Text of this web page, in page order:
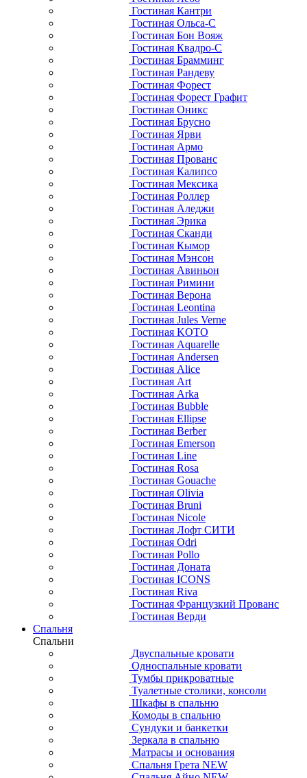
Гостиная Кантри
Гостиная Ольса-С
Гостиная Бон Вояж
Гостиная Квадро-С
Гостиная Брамминг
Гостиная Рандеву
Гостиная Форест
Гостиная Форест Графит
Гостиная Оникс
Гостиная Брусно
Гостиная Ярви
Гостиная Армо
Гостиная Прованс
Гостиная Калипсо
Гостиная Мексика
Гостиная Роллер
Гостиная Аледжи
Гостиная Эрика
Гостиная Сканди
Гостиная Кымор
Гостиная Мэнсон
Гостиная Авиньон
Гостиная Римини
Гостиная Верона
Гостиная Leontina
Гостиная Jules Verne
Гостиная KOTO
Гостиная Aquarelle
Гостиная Andersen
Гостиная Alice
Гостиная Art
Гостиная Arka
Гостиная Bubble
Гостиная Ellipse
Гостиная Berber
Гостиная Emerson
Гостиная Line
Гостиная Rosa
Гостиная Gouache
Гостиная Olivia
Гостиная Bruni
Гостиная Nicole
Гостиная Лофт СИТИ
Гостиная Odri
Гостиная Pollo
Гостиная Доната
Гостиная ICONS
Гостиная Riva
Гостиная Французкий Прованс
Гостиная Верди
Спальня
Спальни
Двуспальные кровати
Односпальные кровати
Тумбы прикроватные
Туалетные столики, консоли
Шкафы в спальню
Комоды в спальню
Сундуки и банкетки
Зеркала в спальню
Матрасы и основания
Спальня Грета NEW